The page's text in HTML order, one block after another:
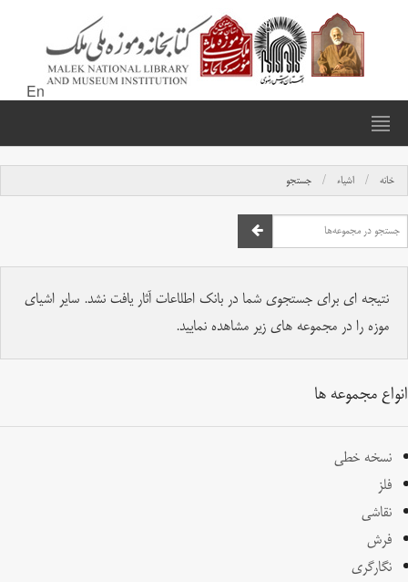
En
خانه اشیاء جستجو
نتیجه ای برای جستجوی شما در بانک اطلاعات آثار یافت نشد. سایر اشیای
موزه را در مجموعه های زیر مشاهده نمایید.
انواع مجموعه ها
نسخه خطی
فلز
نقاشی
فرش
نگارگری